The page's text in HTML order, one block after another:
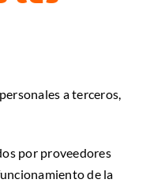
a terceros,
por proveedores
de la